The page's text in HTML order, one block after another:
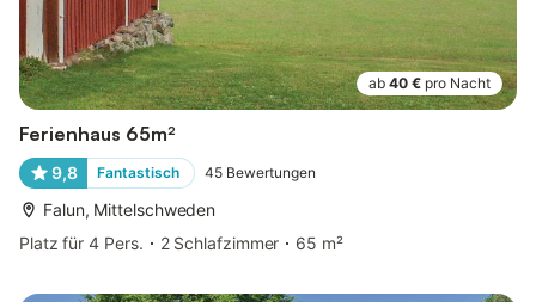
ab 40 € pro Nacht
Ferienhaus 65m²
9,8 Fantastisch 45 Bewertungen
Falun, Mittelschweden
Platz für 4 Pers.
2 Schlafzimmer 65 m²